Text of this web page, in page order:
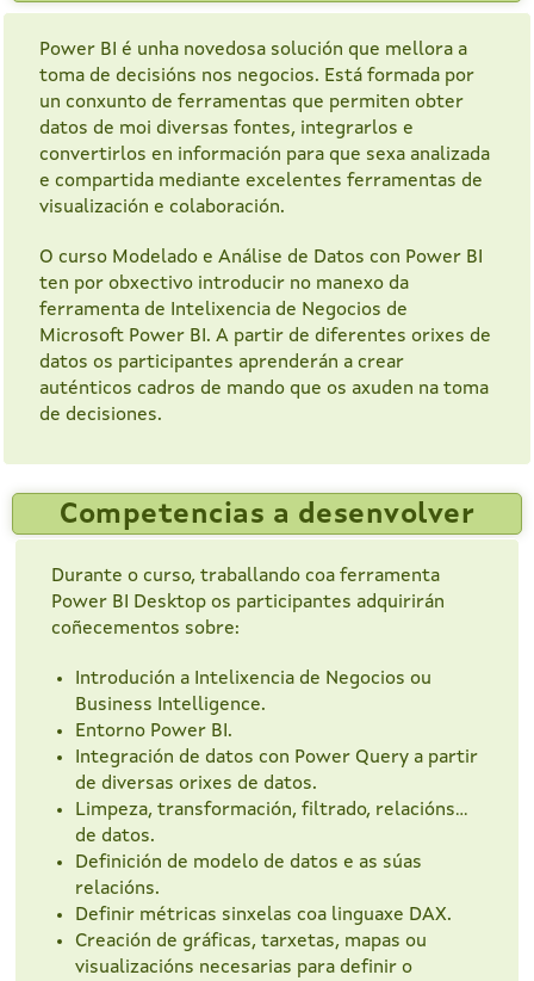
Power BI é unha novedosa solución que mellora a
toma de decisións nos negocios. Está formada por
un conxunto de ferramentas que permiten obter
datos de moi diversas fontes, integrarlos e
convertirlos en información para que sexa analizada
e compartida mediante excelentes ferramentas de
visualización e colaboración.
O curso Modelado e Análise de Datos con Power BI
ten por obxectivo introducir no manexo da
ferramenta de Intelixencia de Negocios de
Microsoft Power BI. A partir de diferentes orixes de
datos os participantes aprenderán a crear
auténticos cadros de mando que os axuden na toma
de decisiones.
Competencias a desenvolver
Durante o curso, traballando coa ferramenta
Power BI Desktop os participantes adquirirán
coñecementos sobre:
Introdución a Intelixencia de Negocios ou
Business Intelligence.
Entorno Power BI.
Integración de datos con Power Query a partir
de diversas orixes de datos.
Limpeza, transformación, filtrado, relacións...
de datos.
Definición de modelo de datos e as súas
relacións.
Definir métricas sinxelas coa linguaxe DAX.
Creación de gráficas, tarxetas, mapas ou
visualizacións necesarias para definir o